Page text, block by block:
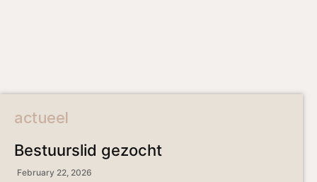
actueel
Bestuurslid gezocht
February 22, 2026